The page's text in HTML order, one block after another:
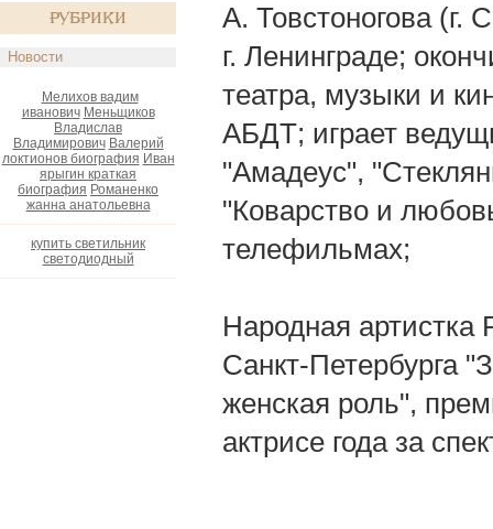
Рубрики
Новости
Мелихов вадим
иванович Меньщиков
Владислав
Владимирович Валерий
локтионов биография Иван
ярыгин краткая
биография Романенко
жанна анатольевна
купить светильник
светодиодный
А. Товстоногова (г.
г. Ленинграде;
театра, музыки и
АБДТ; играет
"Амадеус",
"Коварство и
телефильмах;
Народная
Санкт-Петербурга
женская роль",
актрисе года за